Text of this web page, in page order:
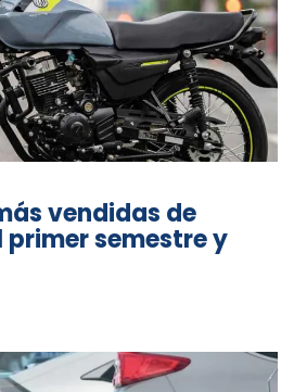
vendidas de
primer semestre y